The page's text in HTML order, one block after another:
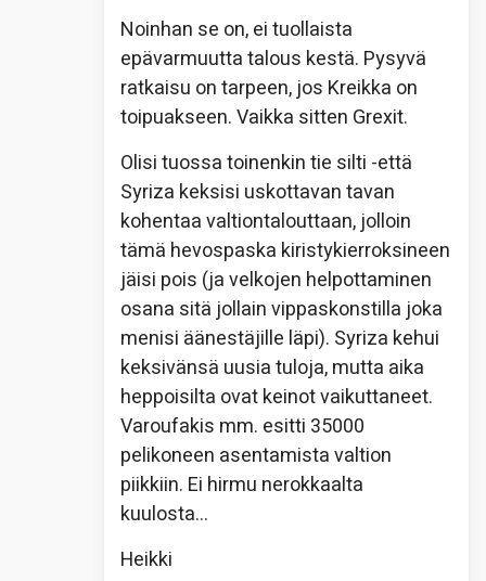
Noinhan se on, ei tuollaista
epävarmuutta talous kestä. Pysyvä
ratkaisu on tarpeen, jos Kreikka on
toipuakseen. Vaikka sitten Grexit.
Olisi tuossa toinenkin tie silti -että
Syriza keksisi uskottavan tavan
kohentaa valtiontalouttaan, jolloin
tämä hevospaska kiristykierroksineen
jäisi pois (ja velkojen helpottaminen
osana sitä jollain vippaskonstilla joka
menisi äänestäjille läpi). Syriza kehui
keksivänsä uusia tuloja, mutta aika
heppoisilta ovat keinot vaikuttaneet.
Varoufakis mm. esitti 35000
pelikoneen asentamista valtion
piikkiin. Ei hirmu nerokkaalta
kuulosta…
Heikki